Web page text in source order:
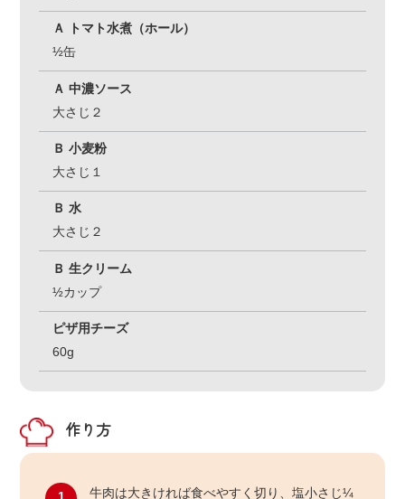
Ａ トマト水煮（ホール）
½缶
Ａ 中濃ソース
大さじ２
Ｂ 小麦粉
大さじ１
Ｂ 水
大さじ２
Ｂ 生クリーム
½カップ
ピザ用チーズ
60g
作り方
1
牛肉は大きければ食べやすく切り、塩小さじ¼